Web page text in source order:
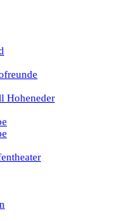
Hoheneder